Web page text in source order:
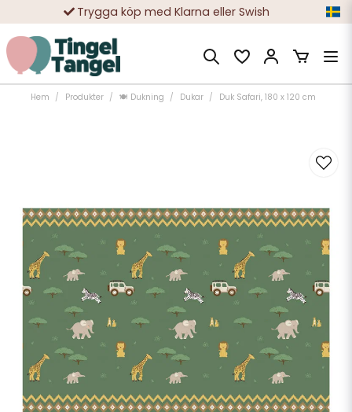
Trygga köp med Klarna eller Swish
10 000-tals nöjda kunder
Hem Produkter 🍽️ Dukning Dukar Duk Safari, 180 x 120 cm